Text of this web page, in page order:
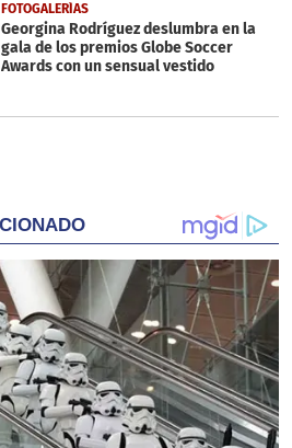
FOTOGALERÍAS
Georgina Rodríguez deslumbra en la
gala de los premios Globe Soccer
Awards con un sensual vestido